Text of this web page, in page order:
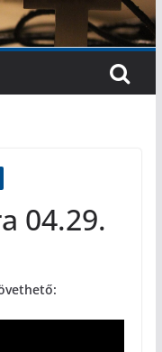
04.29.